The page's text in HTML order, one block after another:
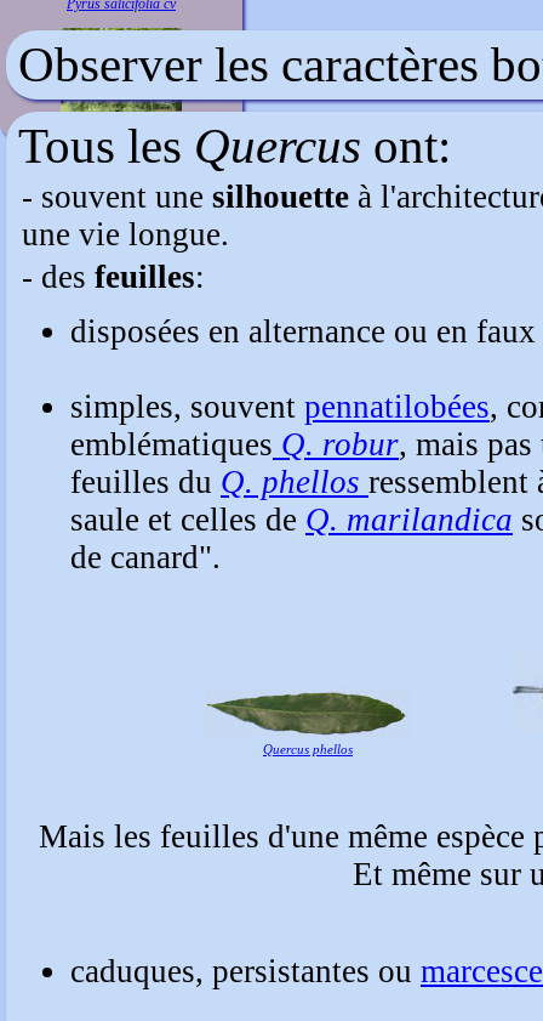
Pyrus salicifolia cv
Observer les caractères
Tous les Quercus ont:
- souvent une silhouette à
une vie longue.
- des feuilles
disposées en alternance ou en faux
simples, souvent pennatilobées,
emblématiques Q. robur, mais
feuilles du Q. phellos ressemblent
saule et celles de Q. marilandica
de canard".
Quercus phellos
Mais les feuilles d'une même
caduques, persistantes ou